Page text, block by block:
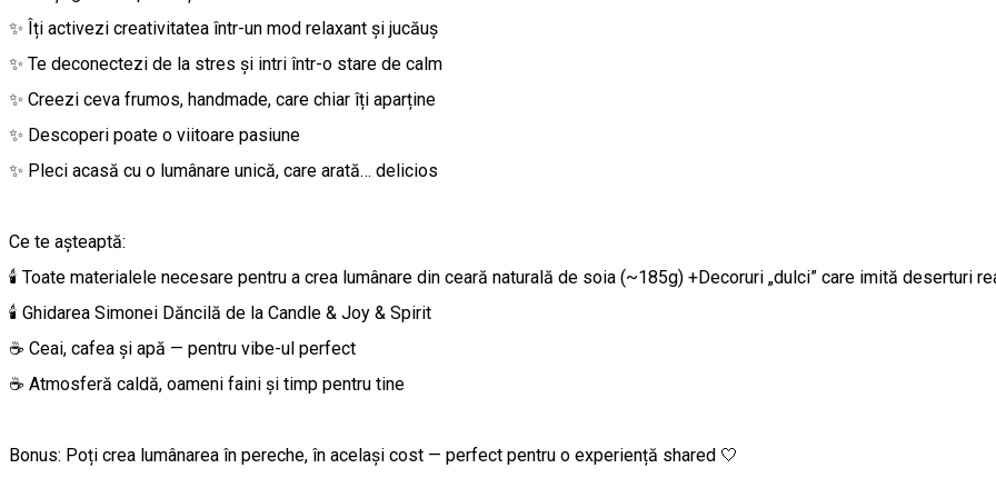
✨ Îți activezi creativitatea într-un mod relaxant și jucăuș
✨ Te deconectezi de la stres și intri într-o stare de calm
✨ Creezi ceva frumos, handmade, care chiar îți aparține
✨ Descoperi poate o viitoare pasiune
✨ Pleci acasă cu o lumânare unică, care arată… delicios
Ce te așteaptă:
🕯️ Toate materialele necesare pentru a crea lumânare din ceară naturală de soia (~185g) +Decoruri „dulci” care imită deserturi
🕯️ Ghidarea Simonei Dăncilă de la Candle & Joy & Spirit
☕ Ceai, cafea și apă — pentru vibe-ul perfect
☕ Atmosferă caldă, oameni faini și timp pentru tine
Bonus: Poți crea lumânarea în pereche, în același cost — perfect pentru o experiență shared 🤍